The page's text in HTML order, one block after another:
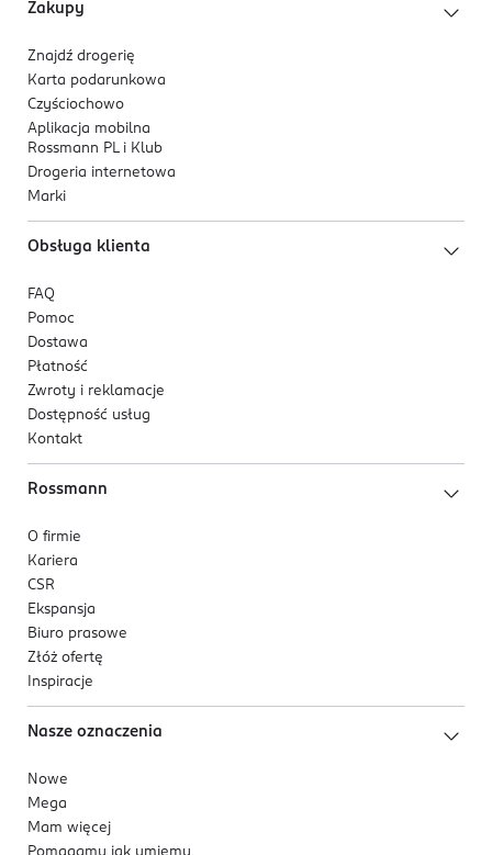
Zakupy
Znajdź drogerię
Karta podarunkowa
Czyściochowo
Aplikacja mobilna
Rossmann PL i Klub
Drogeria internetowa
Marki
Obsługa klienta
FAQ
Pomoc
Dostawa
Płatność
Zwroty i reklamacje
Dostępność usług
Kontakt
Rossmann
O firmie
Kariera
CSR
Ekspansja
Biuro prasowe
Złóż ofertę
Inspiracje
Nasze oznaczenia
Nowe
Mega
Mam więcej